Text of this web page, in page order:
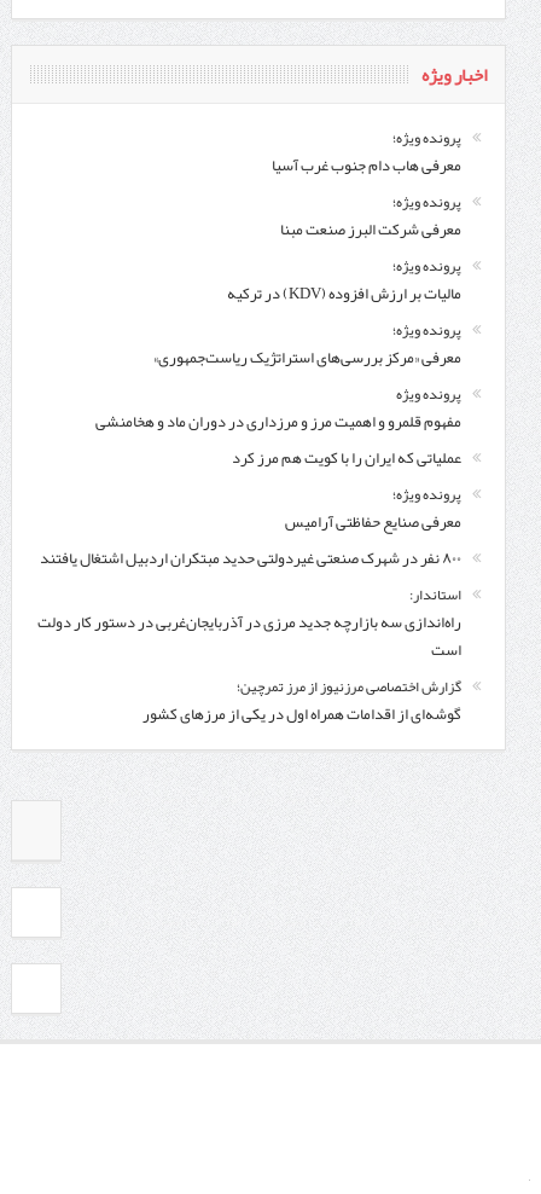
اخبار ویژه
پرونده ویژه؛
معرفی هاب دام جنوب غرب آسیا
پرونده ویژه؛
معرفی شركت البرز صنعت مبنا
پرونده ویژه؛
مالیات بر ارزش افزوده (KDV) در ترکیه
پرونده ویژه؛
معرفی «مرکز بررسی‌های استراتژیک ریاست‌جمهوری»
پرونده ویژه
مفهوم قلمرو و اهمیت مرز و مرزداری در دوران ماد و هخامنشی
عملیاتی که ایران را با کویت هم مرز کرد
پرونده ویژه؛
معرفی صنایع حفاظتی آرامیس
۸۰۰ نفر در شهرک صنعتی غیردولتی حدید مبتکران اردبیل اشتغال یافتند
استاندار:
راه‌اندازی سه بازارچه جدید مرزی در آذربایجان‌غربی در دستور کار دولت
است
گزارش اختصاصی مرزنیوز از مرز تمرچین؛
گوشه‌ای از اقدامات همراه اول در یکی از مرزهای کشور